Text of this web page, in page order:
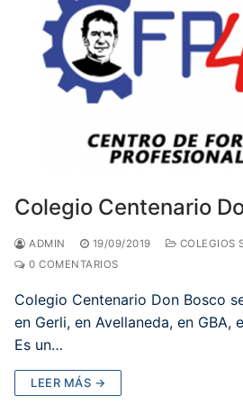
Colegio Centenario
ADMIN 19/09/2019
COLEGIOS
0 COMENTARIOS
Colegio Centenario Don Bosco
en Gerli, en Avellaneda, en GBA,
Es un…
LEER MÁS →